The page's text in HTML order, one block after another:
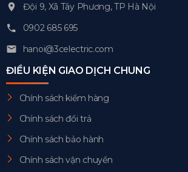
Đội 9, Xã Tây Phương, TP Hà Nội
0902 685 695
hanoi@3celectric.com
ĐIỀU KIỆN GIAO DỊCH CHUNG
Chính sách kiểm hàng
Chính sách đổi trả
Chính sách bảo hành
Chính sách vận chuyển